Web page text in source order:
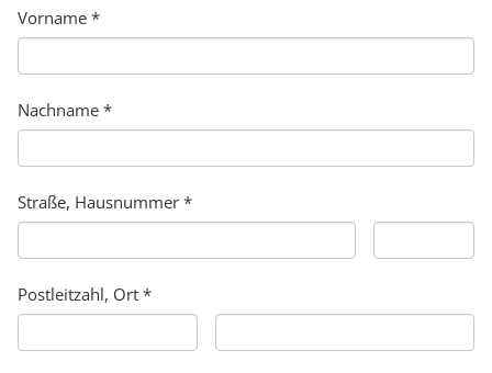
Vorname *
Nachname *
Straße, Hausnummer *
Postleitzahl, Ort *